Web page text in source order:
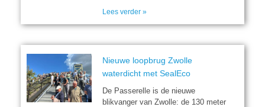
Lees verder »
Nieuwe loopbrug Zwolle
waterdicht met SealEco
De Passerelle is de nieuwe
blikvanger van Zwolle: de 130 meter